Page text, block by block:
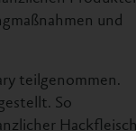
und
teilgenommen.
So
Hackfleisch-